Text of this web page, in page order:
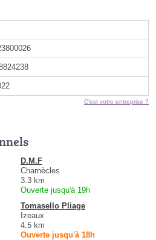
C'est votre entreprise ?
D.M.F
Charnècles
3.3 km
Ouverte jusqu'à 19h
Tomasello Pliage
Izeaux
4.5 km
Ouverte jusqu'à 18h